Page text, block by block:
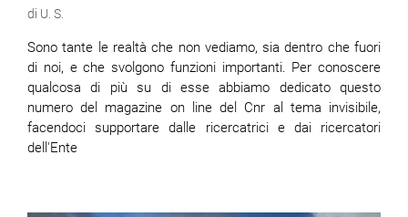
U. S.
Sono tante le realtà che non vediamo, sia dentro che fuori
di noi, e che svolgono funzioni importanti. Per conoscere
qualcosa di più su di esse abbiamo dedicato questo
numero del magazine on line del Cnr al tema invisibile,
facendoci supportare dalle ricercatrici e dai ricercatori
dell'Ente